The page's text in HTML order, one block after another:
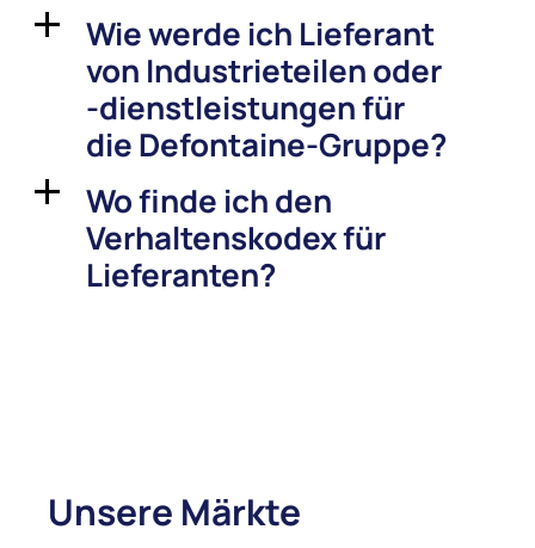
a
Wie werde ich Lieferant
von Industrieteilen oder
-dienstleistungen für
die Defontaine-Gruppe?
a
Wo finde ich den
Verhaltenskodex für
Lieferanten?
Unsere Märkte